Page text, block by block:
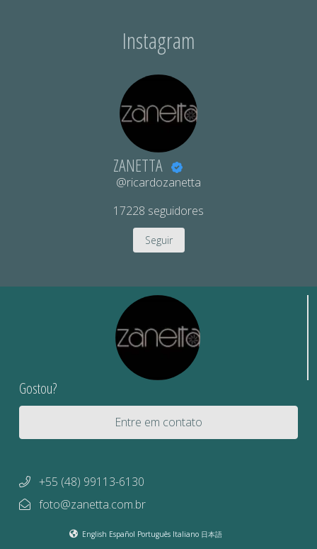
Instagram
ZANETTA
@ricardozanetta
17228 seguidores
Seguir
Gostou?
Entre em contato
+55 (48) 99113-6130
foto@zanetta.com.br
English Español Português Italiano 日本語